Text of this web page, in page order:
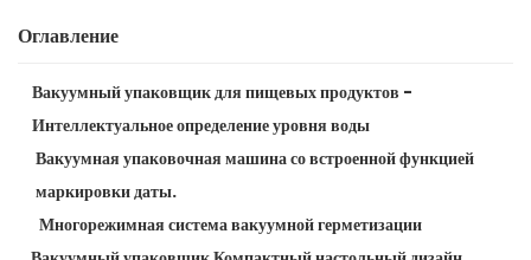
Оглавление
Вакуумный упаковщик для пищевых продуктов -
Интеллектуальное определение уровня воды
Вакуумная упаковочная машина со встроенной функцией
маркировки даты.
Многорежимная система вакуумной герметизации